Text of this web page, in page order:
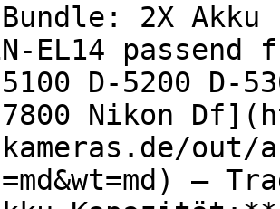
2X Akku
EL14
D-5200 D-
7800 Nikon
out/
—